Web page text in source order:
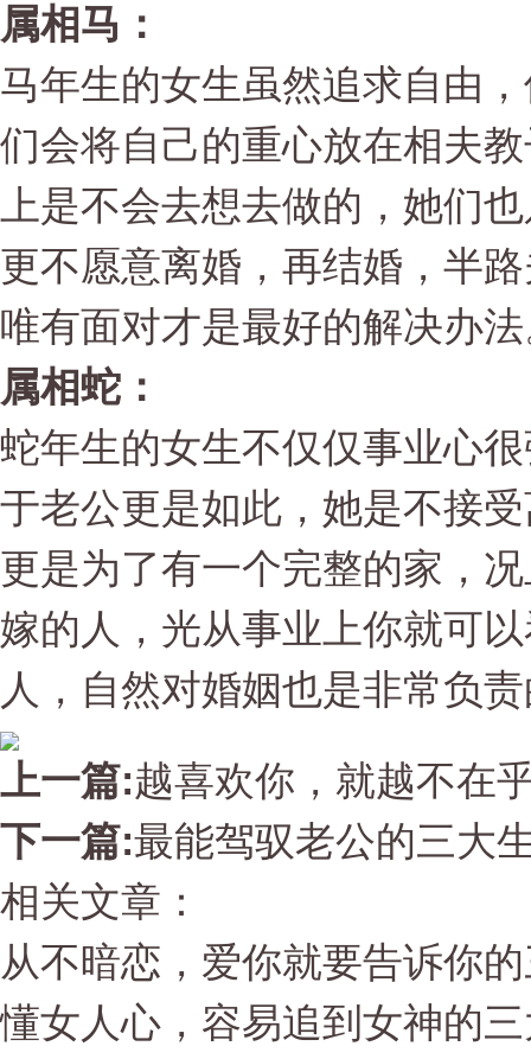
属相马：
马年生的女生虽然追求自由
们会将自己的重心放在相夫
上是不会去想去做的，她们
更不愿意离婚，再结婚，半
唯有面对才是最好的解决办
属相蛇：
蛇年生的女生不仅仅事业心
于老公更是如此，她是不接
更是为了有一个完整的家，
嫁的人，光从事业上你就可
人，自然对婚姻也是非常负
上一篇:越喜欢你，就越不在
下一篇:最能驾驭老公的三大
相关文章：
从不暗恋，爱你就要告诉你
懂女人心，容易追到女神的